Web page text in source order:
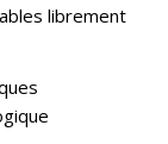
librement